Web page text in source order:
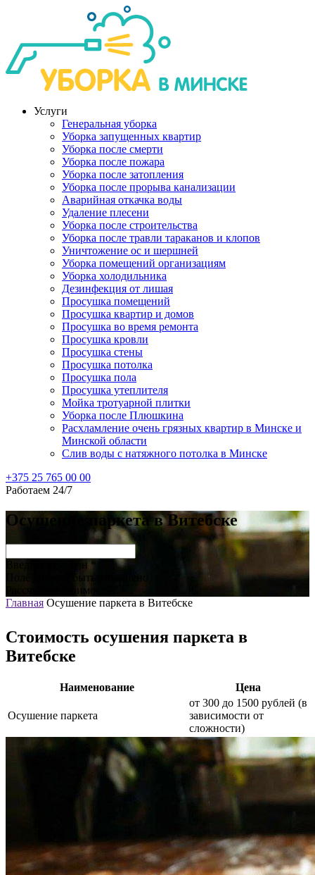
Услуги
Генеральная уборка
Уборка запущенных квартир
Уборка после смерти
Уборка после пожара
Уборка после затопления
Уборка после прорыва канализации
Аварийная откачка воды
Удаление плесени
Уборка после строительства
Уборка после травли тараканов и клопов
Уничтожение ос и шершней
Уборка помещений организациям
Уборка холодильника
Дезинфекция от лишая
Просушка помещений
Просушка квартир и домов
Просушка во время ремонта
Просушка кровли
Просушка стены
Просушка потолка
Просушка пола
Просушка утеплителя
Мойка тротуарной плитки
Уборка после Плюшкина
Расхламление очень грязных квартир в Минске и
Минской области
Слив воды с натяжного потолка в Минске
+375 25 765 00 00
Работаем 24/7
Осушение паркета в Витебске
Введите телефон *
Поле должно быть заполнено
Рассчитать стоимость
Главная Осушение паркета в Витебске
Стоимость осушения паркета в
Витебске
Наименование Цена
Осушение паркета
от 300 до 1500 рублей (в
зависимости от
сложности)